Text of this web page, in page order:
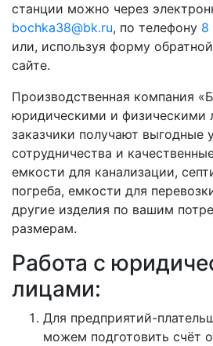
станции можно через
bochka38@bk.ru, по телефону 8
или, используя форму
сайте.
Производственная компания
юридическими и физическими
заказчики получают выгодные
сотрудничества и
емкости для канализации,
погреба, емкости для
другие изделия по вашим
размерам.
Работа с
лицами:
Для предприятий-
можем подготовить счёт